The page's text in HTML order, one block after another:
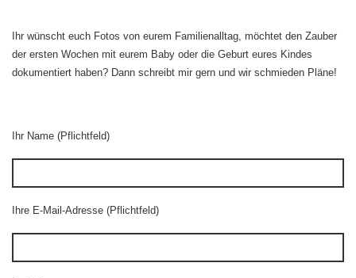
Ihr wünscht euch Fotos von eurem Familienalltag, möchtet den Zauber
der ersten Wochen mit eurem Baby oder die Geburt eures Kindes
dokumentiert haben? Dann schreibt mir gern und wir schmieden Pläne!
Ihr Name (Pflichtfeld)
Ihre E-Mail-Adresse (Pflichtfeld)